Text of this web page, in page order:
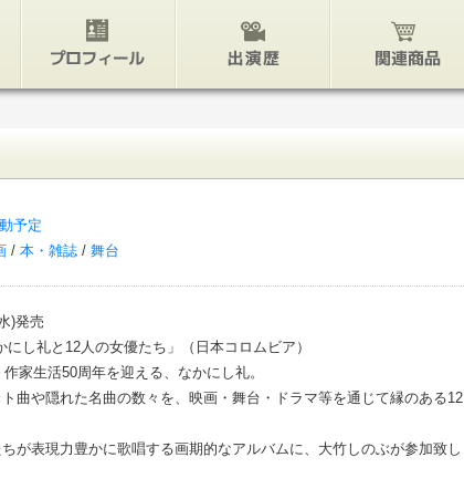
予定
/ 本・雑誌 / 舞台
)発売
にし礼と12人の女優たち」（日本コロムビア）
家生活50周年を迎える、なかにし礼。
曲や隠れた名曲の数々を、映画・舞台・ドラマ等を通じて縁のある12
が表現力豊かに歌唱する画期的なアルバムに、大竹しのぶが参加致し